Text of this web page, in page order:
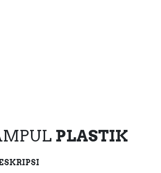
PLASTIK